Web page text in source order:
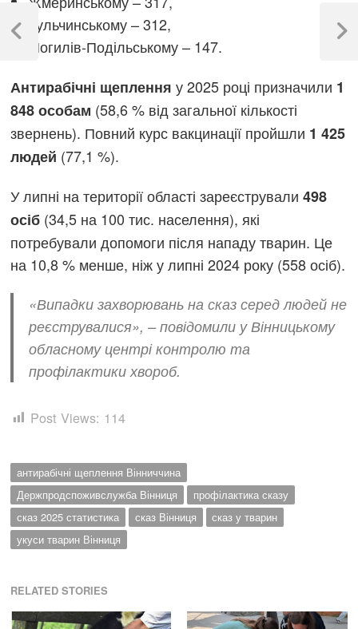
Тульчинському – 312,
Могилів-Подільському – 147.
Антирабічні щеплення у 2025 році призначили 1
848 особам (58,6 % від загальної кількості
звернень). Повний курс вакцинації пройшли 1 425
людей (77,1 %).
У липні на території області зареєстрували498
осіб (34,5 на 100 тис. населення), які
потребували допомоги після нападу тварин. Це
на 10,8 % менше, ніж у липні 2024 року (558 осіб).
«Випадки захворювань на сказ серед людей не
реєструвалися», – повідомили у Вінницькому
обласному центрі контролю та
профілактики хвороб.
Post Views: 114
антирабічні щеплення Вінниччина
Держпродспоживслужба Вінниця
профілактика сказу
сказ 2025 статистика
сказ Вінниця
сказ у тварин
укуси тварин Вінниця
RELATED STORIES
Навігація
записів
Previous
Next